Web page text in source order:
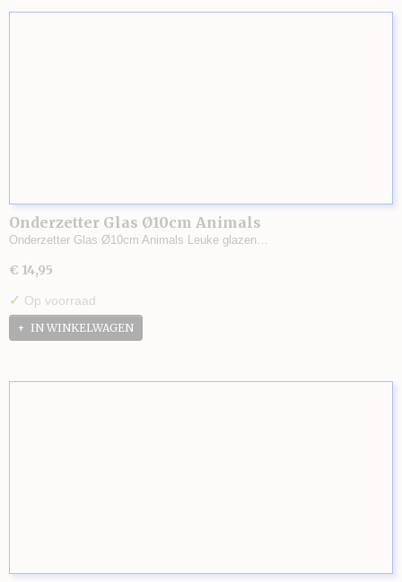
Onderzetter Glas Ø10cm Animals
Onderzetter Glas Ø10cm Animals Leuke glazen…
€ 14,95
✓ Op voorraad
IN WINKELWAGEN